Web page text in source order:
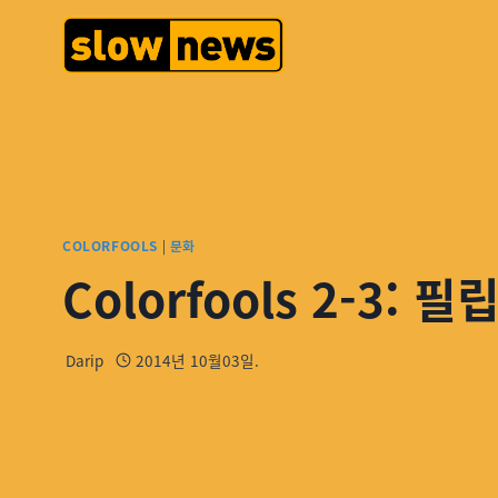
COLORFOOLS | 문화
Colorfools 2-3: 필
Darip 2014년 10월03일.